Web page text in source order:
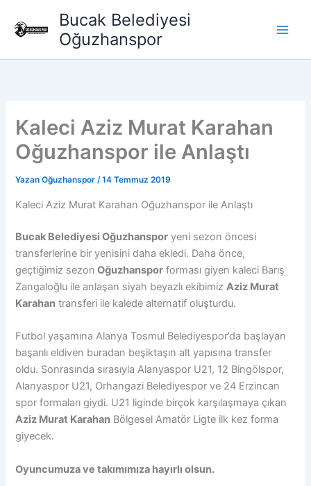
atla
Bucak Belediyesi
Oğuzhanspor
Kaleci Aziz Murat Karahan
Oğuzhanspor ile Anlaştı
Yazan Oğuzhanspor/14 Temmuz 2019
Kaleci Aziz Murat Karahan Oğuzhanspor ile Anlaştı
Bucak Belediyesi Oğuzhanspor yeni sezon öncesi
transferlerine bir yenisini daha ekledi. Daha önce,
geçtiğimiz sezon Oğuzhanspor forması giyen kaleci Barış
Zangaloğlu ile anlaşan siyah beyazlı ekibimizAziz Murat
Karahan transferi ile kalede alternatif oluşturdu.
Futbol yaşamına Alanya Tosmul Belediyespor’da başlayan
başarılı eldiven buradan beşiktaşın alt yapısına transfer
oldu. Sonrasında sırasıyla Alanyaspor U21, 12 Bingölspor,
Alanyaspor U21, Orhangazi Belediyespor ve 24 Erzincan
spor formaları giydi. U21 liginde birçok karşılaşmaya çıkan
Aziz Murat Karahan Bölgesel Amatör Ligte ilk kez forma
giyecek.
Oyuncumuza ve takımımıza hayırlı olsun.